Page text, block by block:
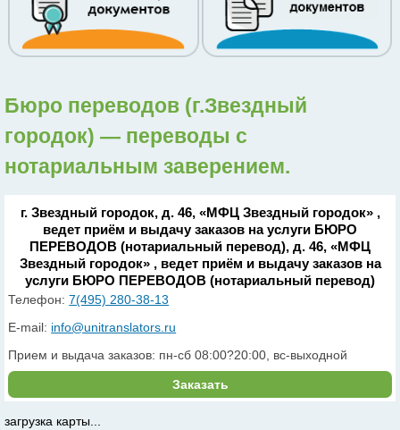
Бюро переводов (г.Звездный
городок) — переводы с
нотариальным заверением.
г. Звездный городок, д. 46, «МФЦ Звездный городок» ,
ведет приём и выдачу заказов на услуги БЮРО
ПЕРЕВОДОВ (нотариальный перевод), д. 46, «МФЦ
Звездный городок» , ведет приём и выдачу заказов на
услуги БЮРО ПЕРЕВОДОВ (нотариальный перевод)
Телефон:7(495) 280-38-13
E-mail: info@unitranslators.ru
Прием и выдача заказов: пн-сб 08:00?20:00, вс-выходной
Заказать
загрузка карты...